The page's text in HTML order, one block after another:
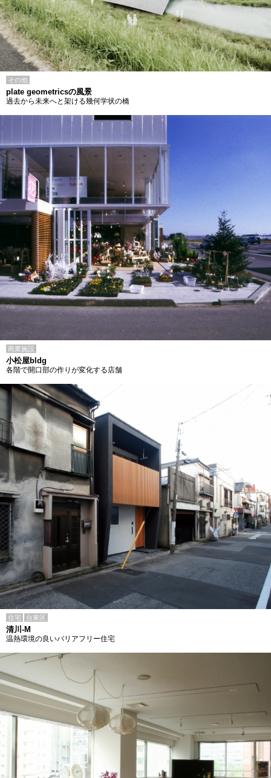
その他
plate geometricsの風景
過去から未来へと架ける幾何学状の橋
商業施設
小松屋bldg
各階で開口部の作りが変化する店舗
住宅 台東区
清川-M
温熱環境の良いバリアフリー住宅